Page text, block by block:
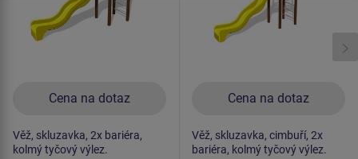
Cena na dotaz
Věž, skluzavka, 2x bariéra,
kolmý tyčový výlez.
Cena na dotaz
Věž, skluzavka, cimbuří, 2x
bariéra, kolmý tyčový výlez.